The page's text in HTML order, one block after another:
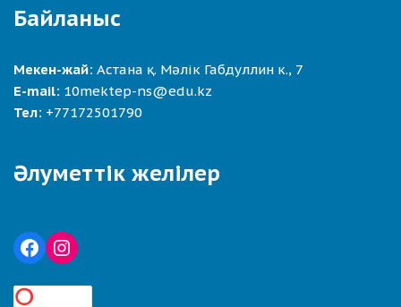
Байланыс
Мекен-жай: Астана қ. Мәлік Габдуллин к., 7
E-mail: 10mektep-ns@edu.kz
Тел: +77172501790
Әлуметтік желілер